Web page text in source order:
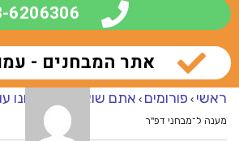
6206306
אתר המבחנים -
ראשי › פורומים › אתם שואלים – אנחנו
מענה ל־מבחני דפ"ר